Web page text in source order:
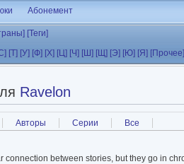
Абонемент
[Теги]
[Т] [У] [Ф] [Х] [Ц] [Ч] [Ш] [Щ] [Э] [Ю] [Я] [Прочее]
Ravelon
Авторы Серии Все
between stories, but they go in